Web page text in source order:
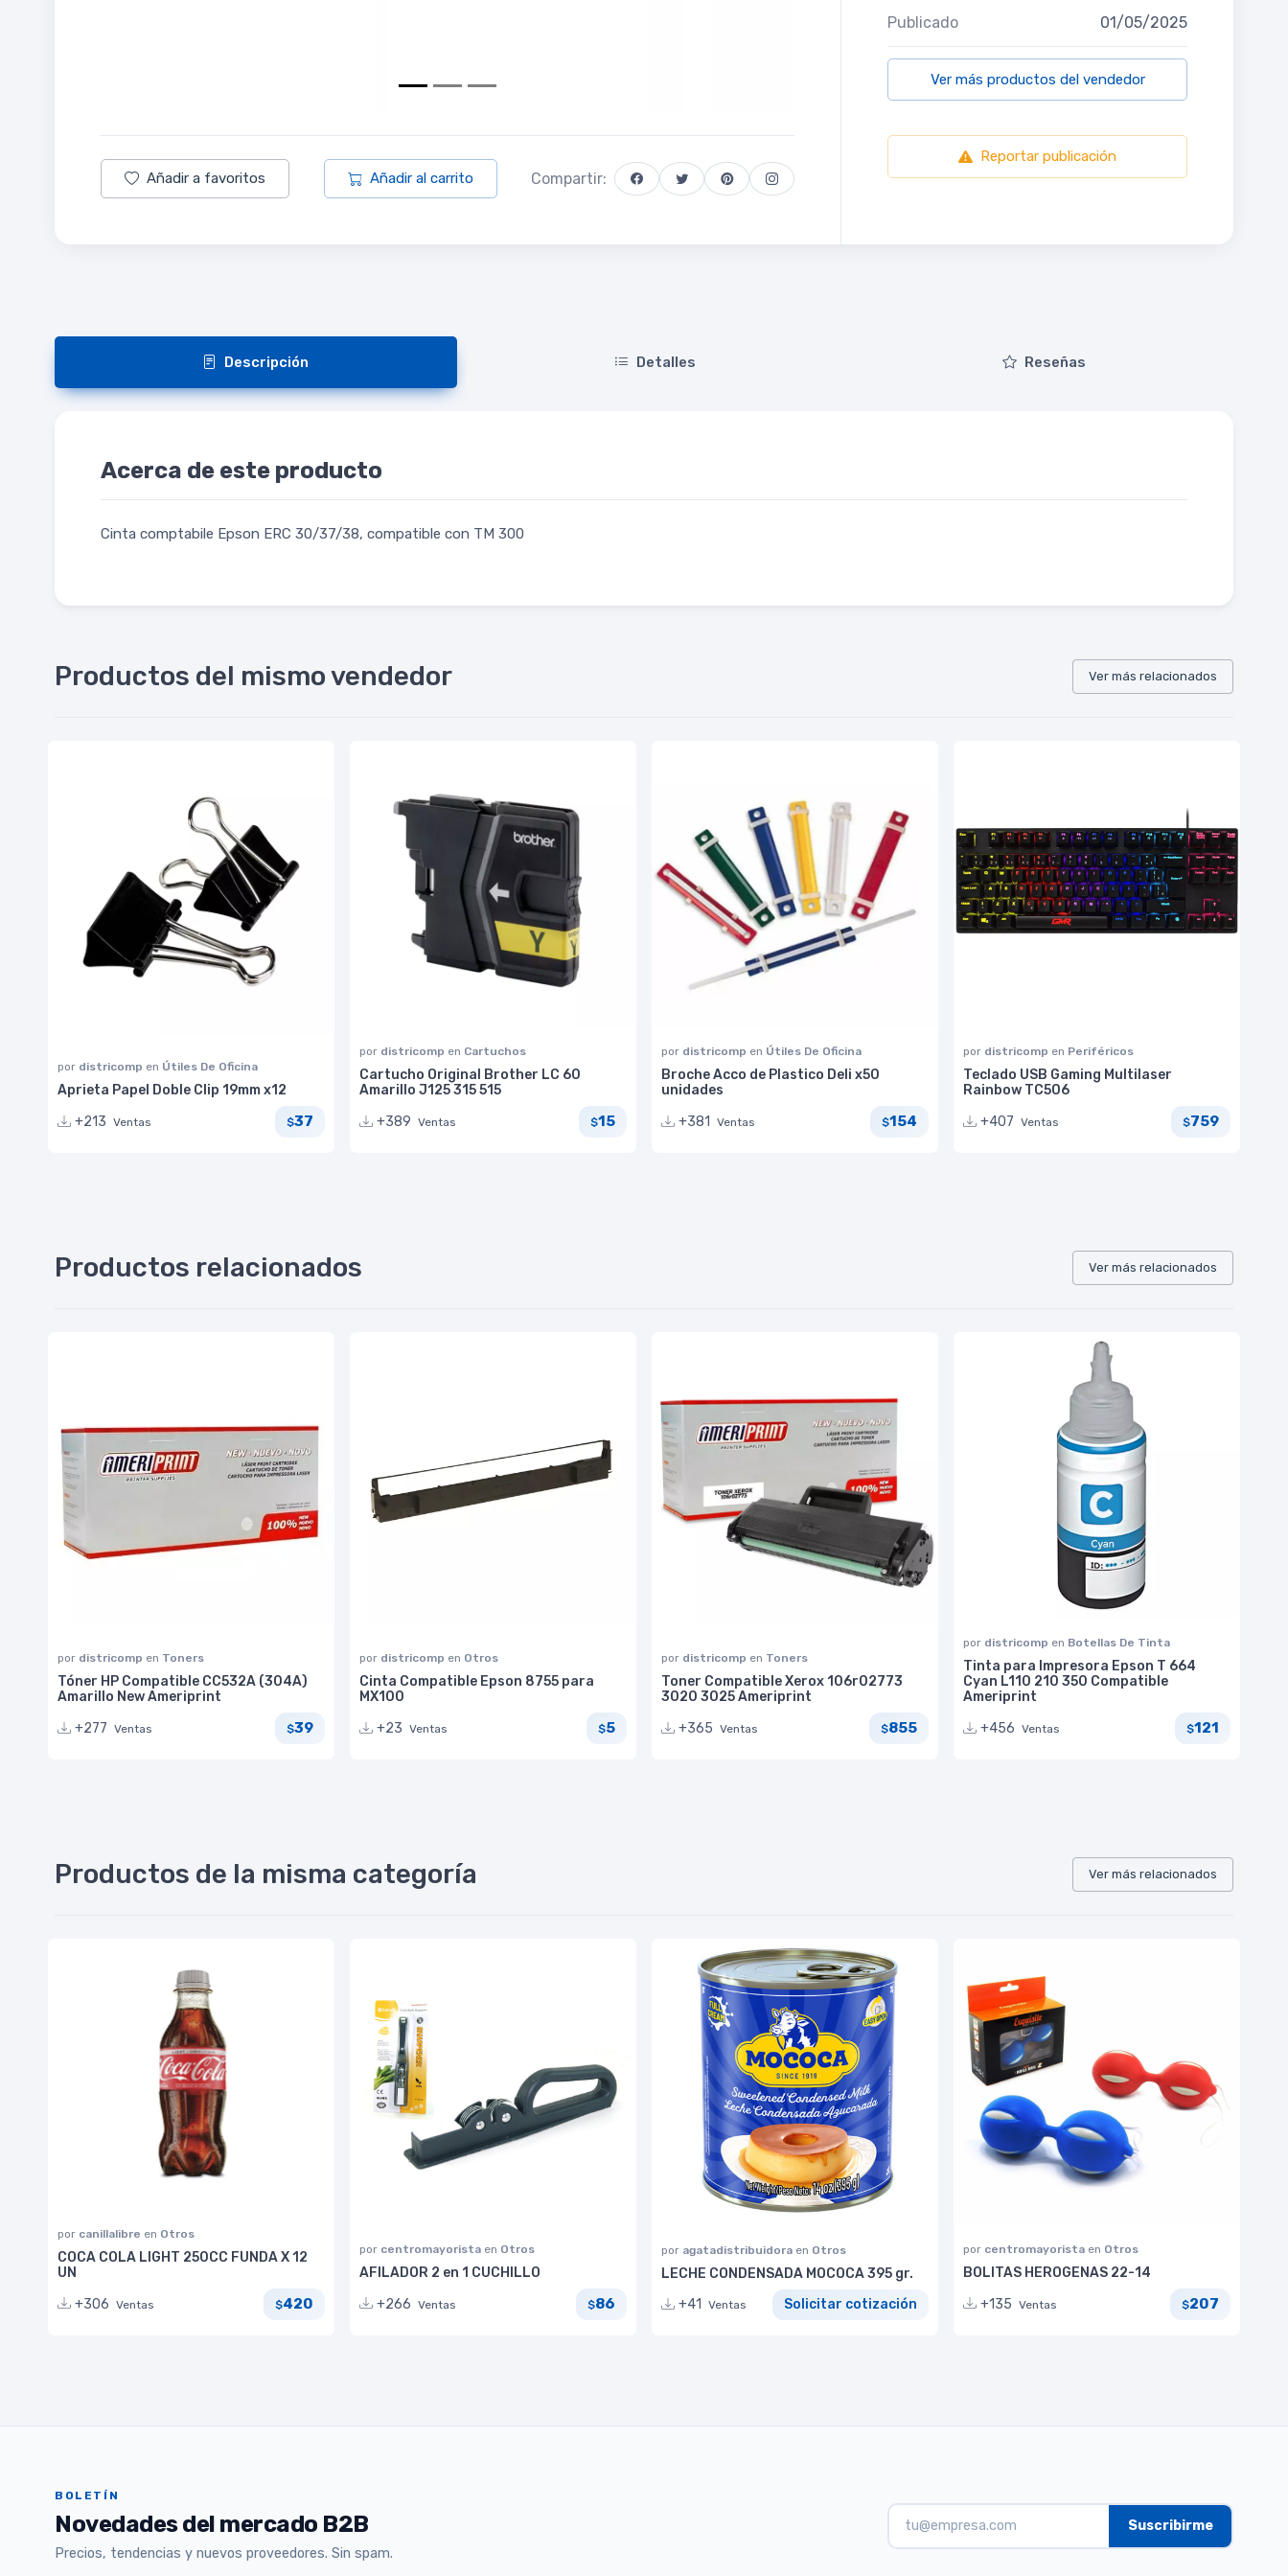
Añadir a favoritos Añadir al carrito Compartir:
Publicado 01/05/2025
Ver más productos del vendedor
Reportar publicación
Descripción Detalles Reseñas
Acerca de este producto
Cinta comptabile Epson ERC 30/37/38, compatible con TM 300
Productos del mismo vendedor Ver más relacionados
por districomp en Útiles De Oficina
Aprieta Papel Doble Clip 19mm x12
+213 Ventas $37
por districomp en Cartuchos
Cartucho Original Brother LC 60
Amarillo J125 315 515
+389 Ventas $15
por districomp en Útiles De Oficina
Broche Acco de Plastico Deli x50
unidades
+381
Ventas $154
por districomp en Periféricos
Teclado USB Gaming Multilaser
Rainbow TC506
+407 Ventas $759
Productos relacionados Ver más relacionados
por districomp en Toners
Tóner HP Compatible CC532A (304A)
Amarillo New Ameriprint
+277 Ventas $39
por districomp en Otros
Cinta Compatible Epson 8755 para
MX100
+23 Ventas $5
por districomp en Toners
Toner Compatible Xerox 106r02773
3020 3025 Ameriprint
+365 Ventas $855
por districomp en Botellas De Tinta
Tinta para Impresora Epson T 664
Cyan L110 210 350 Compatible
Ameriprint
+456 Ventas $121
Productos de la misma categoría Ver más relacionados
por canillalibre en Otros
COCA COLA LIGHT 250CC FUNDA X 12
UN
+306 Ventas $420
por centromayorista en Otros
AFILADOR 2 en 1 CUCHILLO
+266 Ventas $86
por agatadistribuidora en Otros
LECHE CONDENSADA MOCOCA 395 gr.
+41
Ventas Solicitar cotización
por centromayorista en Otros
BOLITAS HEROGENAS 22-14
+135 Ventas $207
BOLETÍN
Novedades del mercado B2B
Precios, tendencias y nuevos proveedores. Sin spam.